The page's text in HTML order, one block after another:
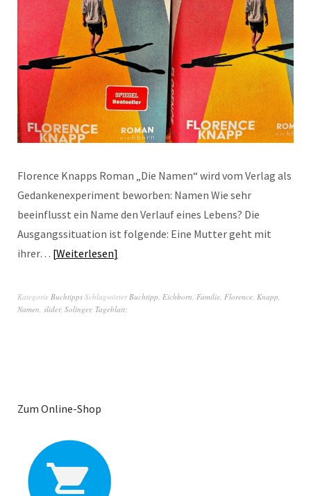
Florence Knapps Roman „Die Namen“ wird vom Verlag als
Gedankenexperiment beworben: Namen Wie sehr
beeinflusst ein Name den Verlauf eines Lebens? Die
Ausgangssituation ist folgende: Eine Mutter geht mit
ihrer… Weiterlesen
Kategorie Buchtipps SchlagwörterBuchtipp, Eichborn, Familie, Florence, Knapp,
Namen, slider, Solinger, Tageblatt;
Zum Online-Shop